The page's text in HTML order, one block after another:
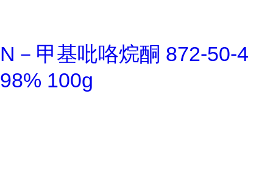
N－甲基吡咯烷酮 872-50-4
98% 100g